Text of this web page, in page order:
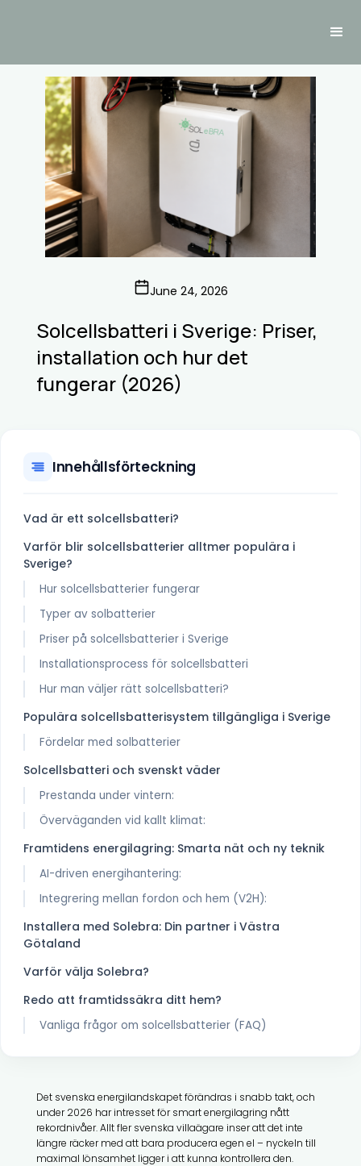
June 24, 2026
Solcellsbatteri i Sverige: Priser,
installation och hur det
fungerar (2026)
Innehållsförteckning
Vad är ett solcellsbatteri?
Varför blir solcellsbatterier alltmer populära i
Sverige?
Hur solcellsbatterier fungerar
Typer av solbatterier
Priser på solcellsbatterier i Sverige
Installationsprocess för solcellsbatteri
Hur man väljer rätt solcellsbatteri?
Populära solcellsbatterisystem tillgängliga i Sverige
Fördelar med solbatterier
Solcellsbatteri och svenskt väder
Prestanda under vintern:
Överväganden vid kallt klimat:
Framtidens energilagring: Smarta nät och ny teknik
AI-driven energihantering:
Integrering mellan fordon och hem (V2H):
Installera med Solebra: Din partner i Västra
Götaland
Varför välja Solebra?
Redo att framtidssäkra ditt hem?
Vanliga frågor om solcellsbatterier (FAQ)
Det svenska energilandskapet förändras i snabb takt, och
under 2026 har intresset för smart energilagring nått
rekordnivåer. Allt fler svenska villaägare inser att det inte
längre räcker med att bara producera egen el – nyckeln till
maximal lönsamhet ligger i att kunna kontrollera den.